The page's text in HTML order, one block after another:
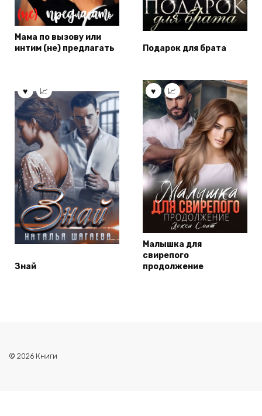
Мама по вызову или
интим (не) предлагать
Подарок для брата
Знай
Малышка для
свирепого
продолжение
© 2026 Книги